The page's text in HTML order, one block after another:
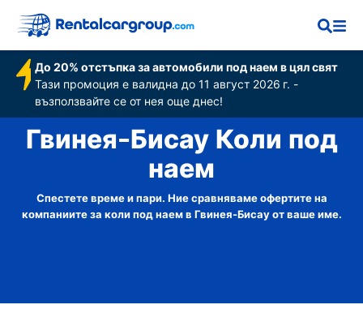
До 20% отстъпка за автомобили под наем в цял свят
Тази промоция е валидна до 11 август 2026 г. -
възползвайте се от нея още днес!
Гвинея-Бисау Коли под
наем
Спестете време и пари. Ние сравняваме офертите на
компаниите за коли под наем в Гвинея-Бисау от ваше име.